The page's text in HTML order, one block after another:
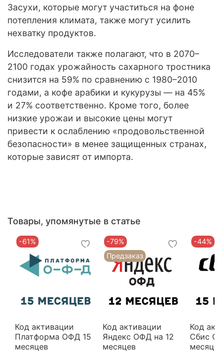
Засухи, которые могут участиться на фоне
потепления климата, также могут усилить
нехватку продуктов.
Исследователи также полагают, что в 2070–
2100 годах урожайность сахарного тростника
снизится на 59% по сравнению с 1980–2010
годами, а кофе арабики и кукурузы — на 45%
и 27% соответственно. Кроме того, более
низкие урожаи и высокие цены могут
привести к ослаблению «продовольственной
безопасности» в менее защищенных странах,
которые зависят от импорта.
Товары, упомянутые в статье
-61%
Код активации
Платформа ОФД 15
месяцев
-79%
Предзаказ
Код активации
Яндекс ОФД на 12
месяцев
-44%
Код
Сбис